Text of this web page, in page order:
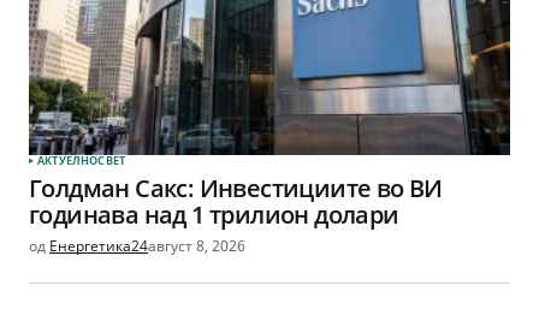
АКТУЕЛНОСВЕТ
Голдман Сакс: Инвестициите во ВИ
годинава над 1 трилион долари
од Енергетика24август 8, 2026